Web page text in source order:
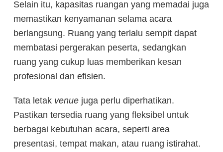
Selain itu, kapasitas ruangan yang memadai juga
memastikan kenyamanan selama acara
berlangsung. Ruang yang terlalu sempit dapat
membatasi pergerakan peserta, sedangkan
ruang yang cukup luas memberikan kesan
profesional dan efisien.
Tata letak venue juga perlu diperhatikan.
Pastikan tersedia ruang yang fleksibel untuk
berbagai kebutuhan acara, seperti area
presentasi, tempat makan, atau ruang istirahat.